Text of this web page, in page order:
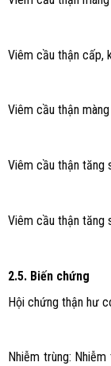
Viêm cầu thận cấp,
Viêm cầu thận
Viêm cầu thận tăng
Viêm cầu thận tăng
2.5. Biến chứng
Hội chứng thận hư
Nhiễm trùng: